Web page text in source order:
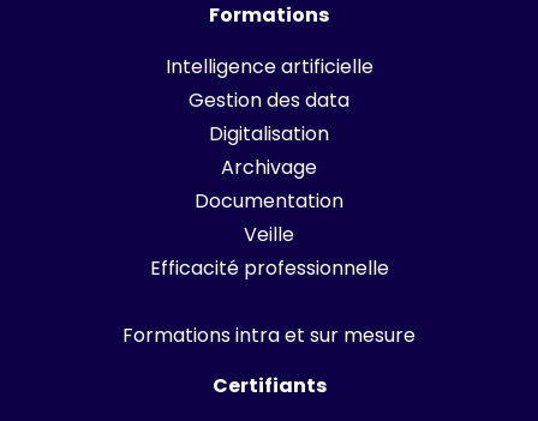
Formations
Intelligence artificielle
Gestion des data
Digitalisation
Archivage
Documentation
Veille
Efficacité professionnelle
Formations intra et sur mesure
Certifiants